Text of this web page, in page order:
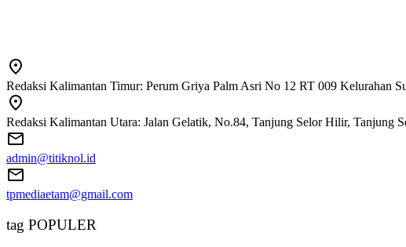
Redaksi Kalimantan Timur: Perum Griya Palm Asri No 12 RT 009 Kelurahan
Redaksi Kalimantan Utara: Jalan Gelatik, No.84, Tanjung Selor Hilir, Tanjung
admin@titiknol.id
tpmediaetam@gmail.com
tag POPULER